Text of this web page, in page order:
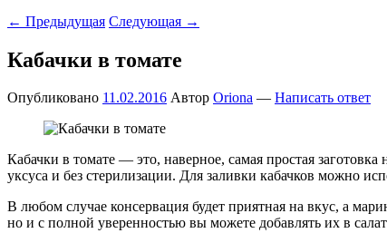
← Предыдущая Следующая →
Кабачки в томате
Опубликовано 11.02.2016 Автор Oriona — Написать ответ
Кабачки в томате — это, наверное, самая простая
уксуса и без стерилизации. Для заливки кабачков можно
В любом случае консервация будет приятная на вкус, а
но и с полной уверенностью вы можете добавлять их в